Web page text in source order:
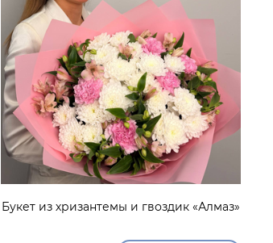
Букет из хризантемы и гвоздик «Алмаз»